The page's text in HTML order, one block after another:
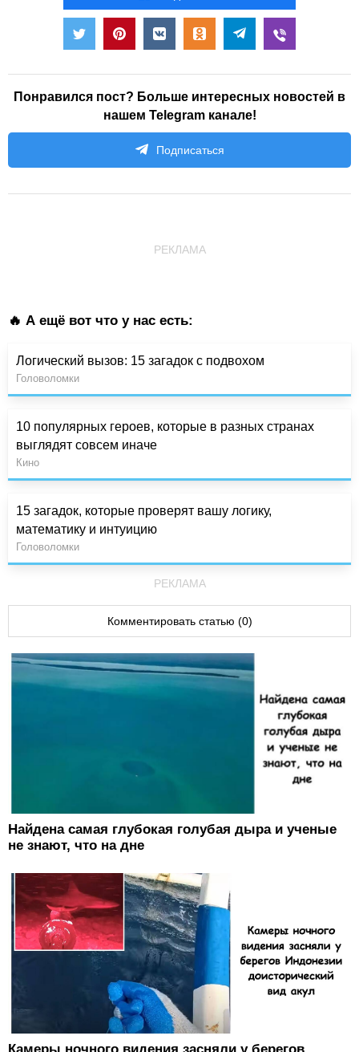
Понравился пост? Больше интересных новостей в
нашем Telegram канале!
Подписаться
РЕКЛАМА
🔥 А ещё вот что у нас есть:
Логический вызов: 15 загадок с подвохом
Головоломки
10 популярных героев, которые в разных странах
выглядят совсем иначе
Кино
15 загадок, которые проверят вашу логику,
математику и интуицию
Головоломки
РЕКЛАМА
Комментировать статью (0)
Найдена самая глубокая голубая дыра и ученые
не знают, что на дне